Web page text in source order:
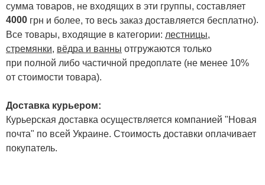
сумма товаров, не входящих в эти группы, составляет
4000 грн и более, то весь заказ доставляется бесплатно).
Все товары, входящие в категории: лестницы,
стремянки, вёдра и ванны отгружаются только
при полной либо частичной предоплате (не менее 10%
от стоимости товара).
Доставка курьером:
Курьерская доставка осуществляется компанией "Новая
почта" по всей Украине. Стоимость доставки оплачивает
покупатель.